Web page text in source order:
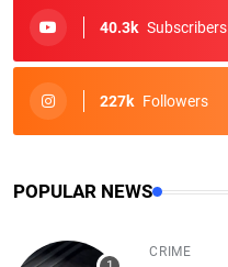
40.3k Subscribers
227k Followers
POPULAR NEWS
CRIME